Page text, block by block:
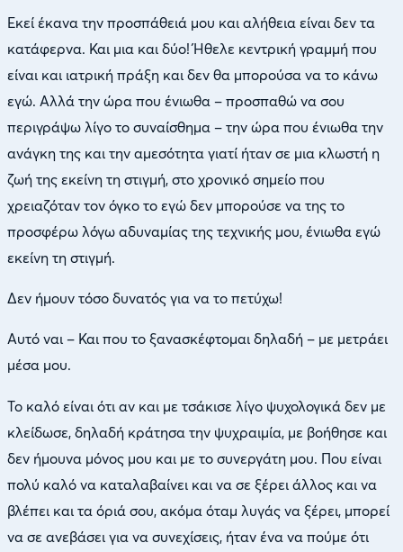
Εκεί έκανα την προσπάθειά μου και αλήθεια είναι δεν τα
κατάφερνα. Και μια και δύο! Ήθελε κεντρική γραμμή που
είναι και ιατρική πράξη και δεν θα μπορούσα να το κάνω
εγώ. Αλλά την ώρα που ένιωθα – προσπαθώ να σου
περιγράψω λίγο το συναίσθημα – την ώρα που ένιωθα την
ανάγκη της και την αμεσότητα γιατί ήταν σε μια κλωστή η
ζωή της εκείνη τη στιγμή, στο χρονικό σημείο που
χρειαζόταν τον όγκο το εγώ δεν μπορούσε να της το
προσφέρω λόγω αδυναμίας της τεχνικής μου, ένιωθα εγώ
εκείνη τη στιγμή.
Δεν ήμουν τόσο δυνατός για να το πετύχω!
Αυτό ναι – Και που το ξανασκέφτομαι δηλαδή – με μετράει
μέσα μου.
Το καλό είναι ότι αν και με τσάκισε λίγο ψυχολογικά δεν με
κλείδωσε, δηλαδή κράτησα την ψυχραιμία, με βοήθησε και
δεν ήμουνα μόνος μου και με το συνεργάτη μου. Που είναι
πολύ καλό να καταλαβαίνει και να σε ξέρει άλλος και να
βλέπει και τα όριά σου, ακόμα όταμ λυγάς να ξέρει, μπορεί
να σε ανεβάσει για να συνεχίσεις, ήταν ένα να πούμε ότι